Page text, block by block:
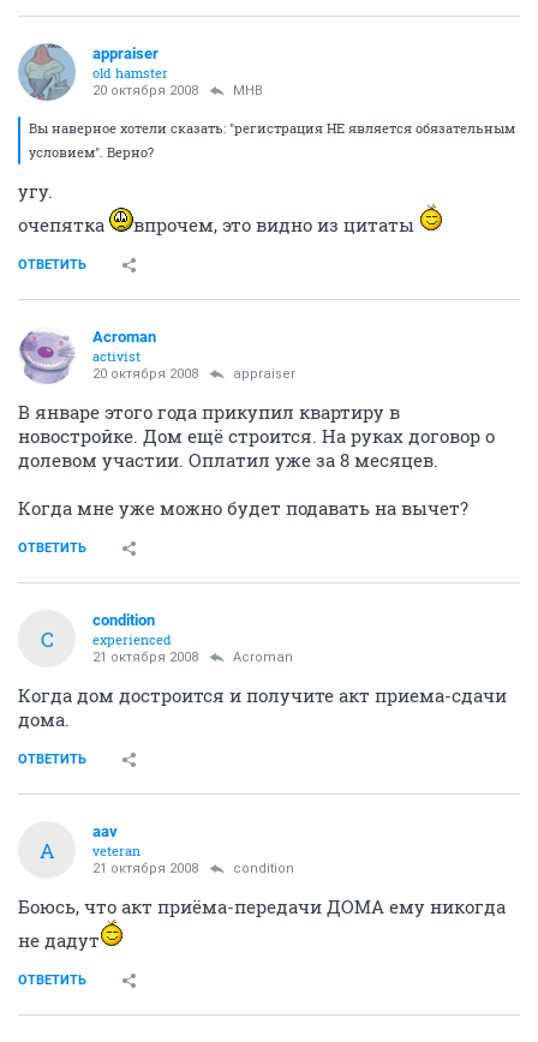
appraiser
old hamster
20 октября 2008 МНВ
Вы наверное хотели сказать: "регистрация НЕ является обязательным
условием". Верно?
угу.
очепятка
впрочем, это видно из цитаты
ОТВЕТИТЬ
Acroman
activist
20 октября 2008 appraiser
В январе этого года прикупил квартиру в
новостройке. Дом ещё строится. На руках договор о
долевом участии. Оплатил уже за 8 месяцев.
Когда мне уже можно будет подавать на вычет?
ОТВЕТИТЬ
C
condition
experienced
21 октября 2008 Acroman
Когда дом достроится и получите акт приема-сдачи
дома.
ОТВЕТИТЬ
A
aav
veteran
21 октября 2008 condition
Боюсь, что акт приёма-передачи ДОМА ему никогда
не дадут
ОТВЕТИТЬ